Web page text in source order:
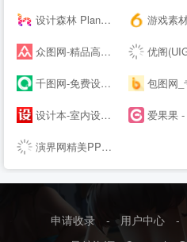
设计森林 PlanForest - 收集、整理、分享全球优质的设计素材资源 游戏素材下载,6m5m游戏素材,游戏源码下载
众图网-精品高清设计图库-提供商用图片素材下载 优阁(UIGREAT) - UI
千图网-免费设计图片素材网站-正版图库免费设计素材中国 包图网_专注原创商用设计图片下载，
设计本-室内设计师网_室内设计联盟_装修设计公司大全 爱果果 - 酷站,H5,UI,网页模板、
演界网精美PPT模板会员免费下载_矢量图片素材多品类模板服务平台
申请收录 - 用户中心 -